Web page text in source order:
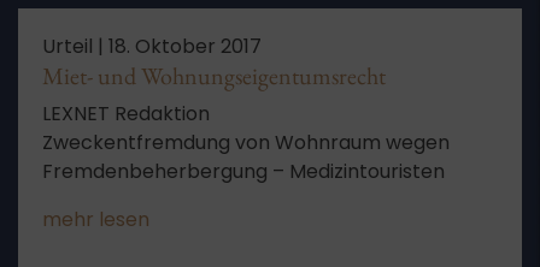
Urteil | 18. Oktober 2017
Miet- und Wohnungseigentumsrecht
LEXNET Redaktion
Zweckentfremdung von Wohnraum wegen
Fremdenbeherbergung – Medizintouristen
mehr lesen